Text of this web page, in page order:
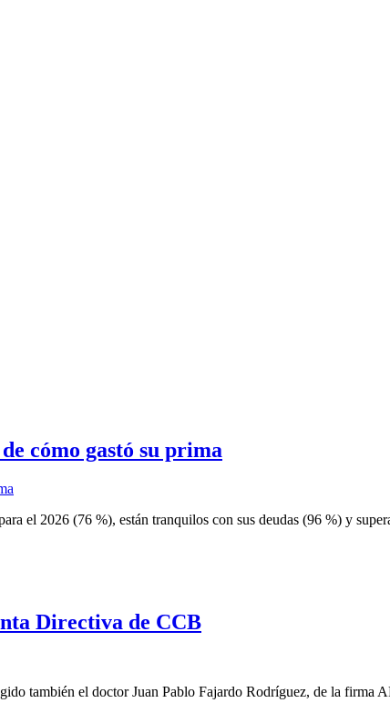
cómo gastó su prima
el 2026 (76 %), están tranquilos con sus deudas (96 %) y
Directiva de CCB
también el doctor Juan Pablo Fajardo Rodríguez, de la firma